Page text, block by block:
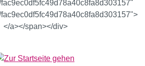
</a></span></div>